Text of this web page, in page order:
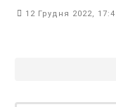
12 Грудня 2022,